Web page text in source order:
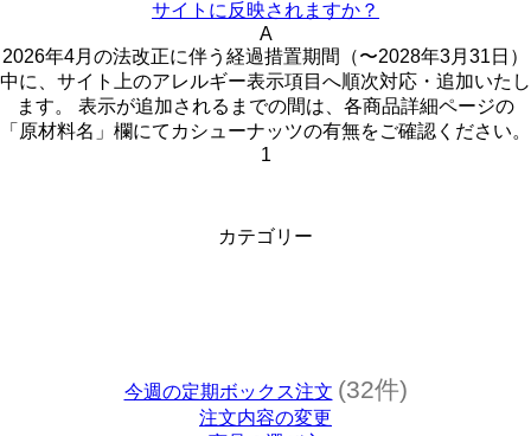
サイトに反映されますか？
A
2026年4月の法改正に伴う経過措置期間（〜2028年3月31日）
中に、サイト上のアレルギー表示項目へ順次対応・追加いたし
ます。 表示が追加されるまでの間は、各商品詳細ページの
「原材料名」欄にてカシューナッツの有無をご確認ください。
1
カテゴリー
今週の定期ボックス注文 (32件)
注文内容の変更